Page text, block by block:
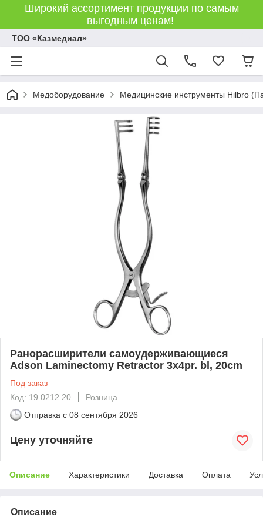
Широкий ассортимент продукции по самым
выгодным ценам!
ТОО «Казмедиал»
Медоборудование Медицинские инструменты Hilbro
Ранорасширители самоудерживающиеся
Adson Laminectomy Retractor 3x4pr. bl, 20cm
Под заказ
Код: 19.0212.20
Розница
Отправка с 08 сентября 2026
Цену уточняйте
Описание Характеристики Доставка Оплата
Описание